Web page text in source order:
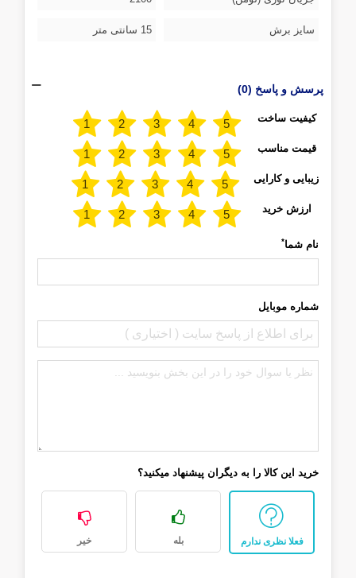
سایز برش 15 سانتی متر
پرسش و پاسخ (0)
کیفیت ساخت
قیمت مناسب
زیبایی و کارایی
ارزش خرید
نام شما*
شماره موبایل
خرید این کالا را به دیگران پیشنهاد میکنید؟
فعلا نظری ندارم بله خیر